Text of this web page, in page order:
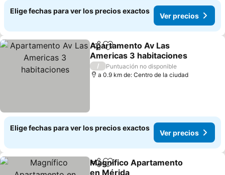
Elige fechas para ver los precios exactos
Ver precios
CompartirAgregar a favoritos
Apartamento Av Las
Americas 3 habitaciones
Ver precios
/
Puntuación no disponible
a 0.9 km de: Centro de la ciudad
Elige fechas para ver los precios exactos
Ver precios
CompartirAgregar a favoritos
Magnífico Apartamento
en Mérida